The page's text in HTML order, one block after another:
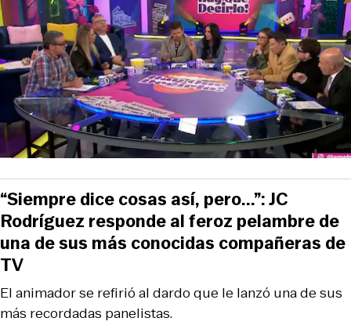
El animador se refirió al dardo que le lanzó una de sus
más recordadas panelistas.
“Siempre dice cosas así, pero...”: JC
Rodríguez responde al feroz pelambre de
una de sus más conocidas compañeras de
TV